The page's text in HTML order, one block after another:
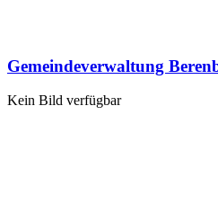
Gemeindeverwaltung
Kein Bild verfügbar